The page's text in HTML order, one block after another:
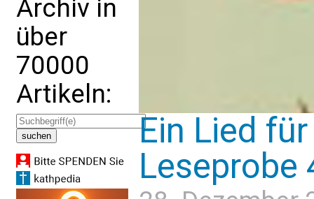
Archiv in
über
70000
Artikeln:
Ein Lied
Leseprobe